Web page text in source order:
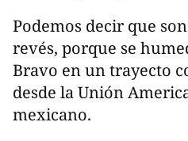
Podemos decir que
revés, porque se
Bravo en un trayecto
desde la Unión
mexicano.